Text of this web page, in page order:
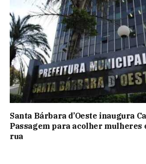
Santa Bárbara d’Oeste inaugura
Passagem para acolher mulheres
rua